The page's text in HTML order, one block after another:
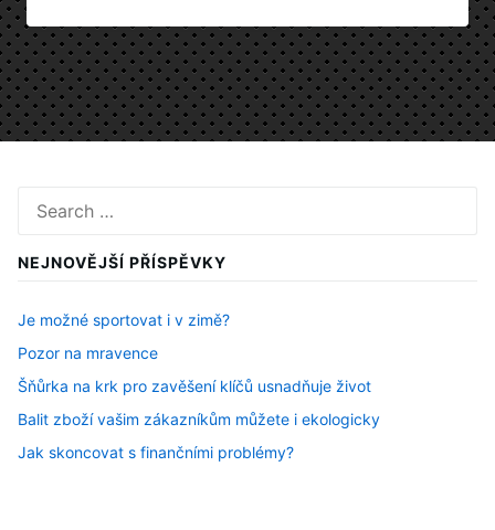
for:
NEJNOVĚJŠÍ PŘÍSPĚVKY
Je možné sportovat i v zimě?
Pozor na mravence
Šňůrka na krk pro zavěšení klíčů usnadňuje život
Balit zboží vašim zákazníkům můžete i ekologicky
Jak skoncovat s finančními problémy?